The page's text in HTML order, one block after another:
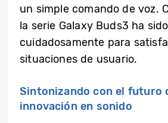
un simple comando de voz.
la serie Galaxy Buds3 ha
cuidadosamente para
situaciones de usuario.
Sintonizando con el futuro
innovación en sonido